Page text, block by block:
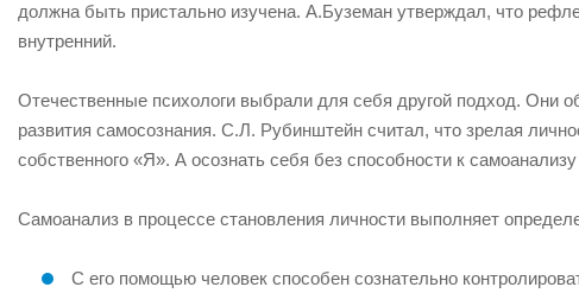
должна быть пристально изучена. А.Буземан утверждал, что
внутренний.
Отечественные психологи выбрали для себя другой подход.
развития самосознания. С.Л. Рубинштейн считал, что зрелая
собственного «Я». А осознать себя без способности к
Самоанализ в процессе становления личности выполняет
С его помощью человек способен сознательно